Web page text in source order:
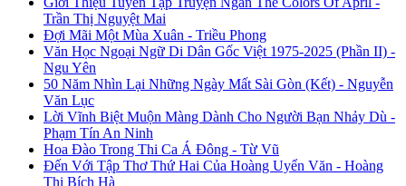
Trần Thị Nguyệt Mai
Đợi Mãi Một Mùa Xuân - Triều Phong
Văn Học Ngoại Ngữ Di Dân Gốc Việt 1975-2025 (Phần II) -
Ngu Yên
50 Năm Nhìn Lại Những Ngày Mất Sài Gòn (Kết) - Nguyễn
Văn Lục
Lời Vĩnh Biệt Muộn Màng Dành Cho Người Bạn Nhảy Dù -
Phạm Tín An Ninh
Hoa Đào Trong Thi Ca Á Đông - Từ Vũ
Đến Với Tập Thơ Thứ Hai Của Hoàng Uyển Văn - Hoàng
Thị Bích Hà